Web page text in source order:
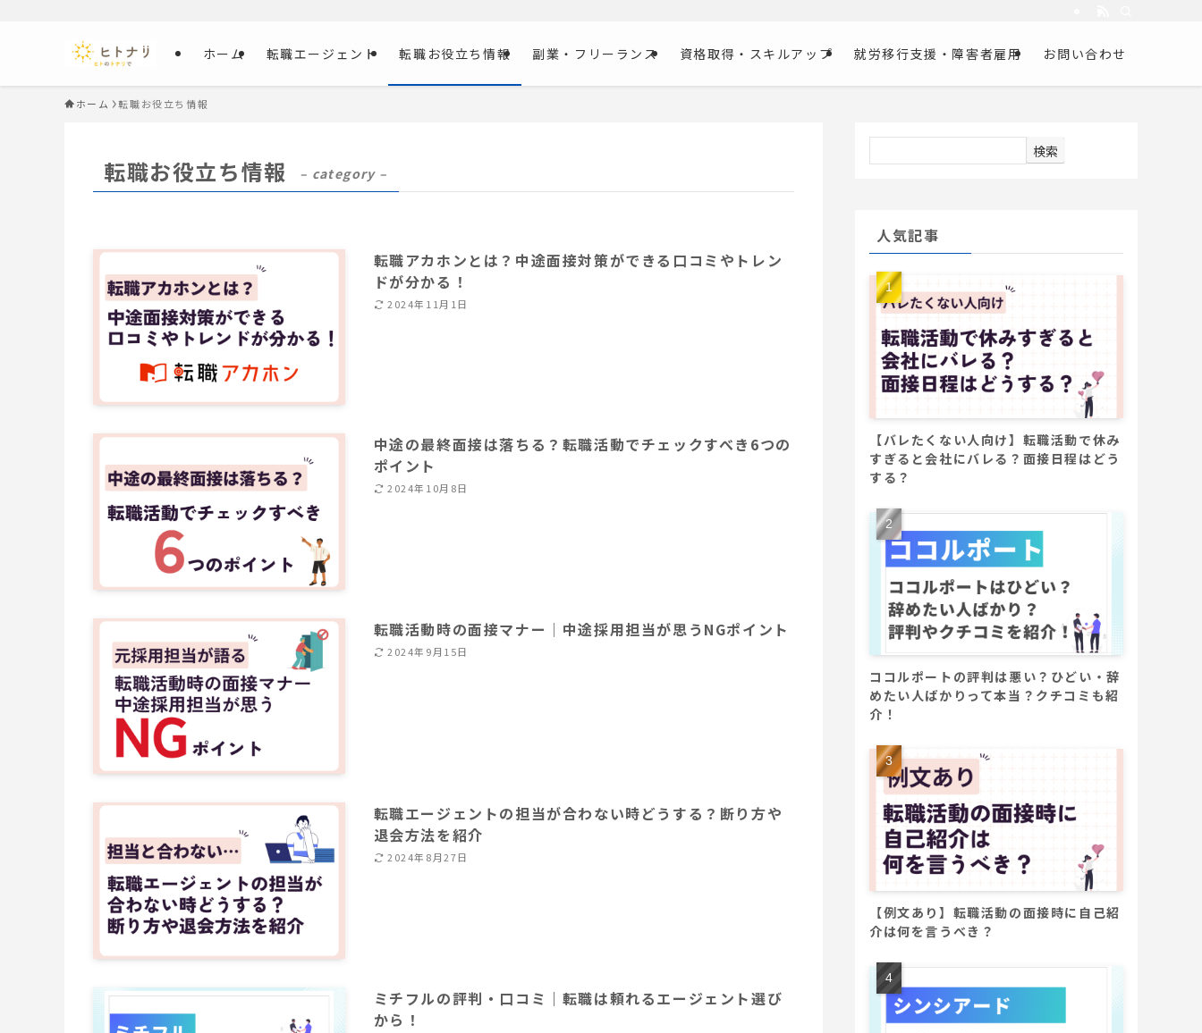
ホーム 転職エージェント 転職お役立ち情報 副業・フリーランス 資格取得・スキルアップ 就労移行支援・障害者雇用 お問い合わせ
ホーム 転職お役立ち情報
転職お役立ち情報 – category –
転職アカホンとは？中途面接対策ができる口コミやトレン
ドが分かる！
2024年11月1日
中途の最終面接は落ちる？転職活動でチェックすべき6つの
ポイント
2024年10月8日
転職活動時の面接マナー│中途採用担当が思うNGポイント
2024年9月15日
転職エージェントの担当が合わない時どうする？断り方や
退会方法を紹介
2024年8月27日
ミチフルの評判・口コミ｜転職は頼れるエージェント選び
から！
検索
人気記事
【バレたくない人向け】転職活動で休み
すぎると会社にバレる？面接日程はどう
する？
ココルポートの評判は悪い？ひどい・辞
めたい人ばかりって本当？クチコミも紹
介！
【例文あり】転職活動の面接時に自己紹
介は何を言うべき？